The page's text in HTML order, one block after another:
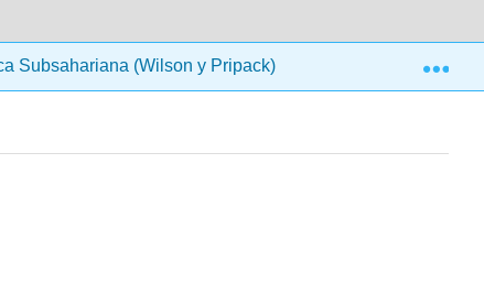
Subsahariana (Wilson y Pripack) 4: ¿Por qué